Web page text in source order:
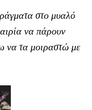
στο μυαλό
να πάρουν
να τα μοιραστώ με